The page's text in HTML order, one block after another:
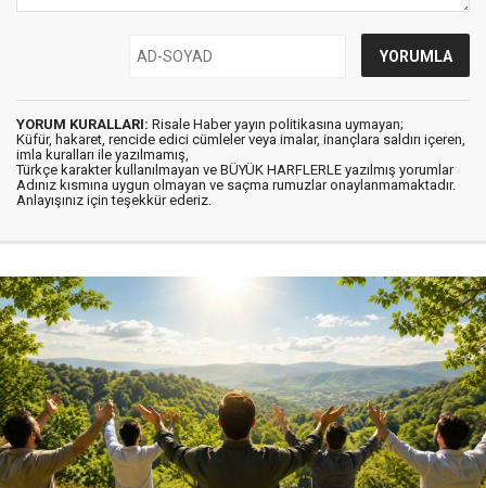
YORUM KURALLARI: Risale Haber yayın politikasına uymayan;
Küfür, hakaret, rencide edici cümleler veya imalar, inançlara saldırı içeren,
imla kuralları ile yazılmamış,
Türkçe karakter kullanılmayan ve BÜYÜK HARFLERLE yazılmış yorumlar
Adınız kısmına uygun olmayan ve saçma rumuzlar onaylanmamaktadır.
Anlayışınız için teşekkür ederiz.